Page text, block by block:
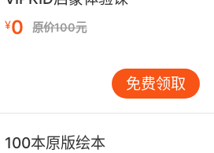
障记录员;
贴现人员;
，办事员;
员;
[法] 书记员，抄写员;
品保管处的保管员;
;
¥0 原价100元
免费领取
100本原版绘本